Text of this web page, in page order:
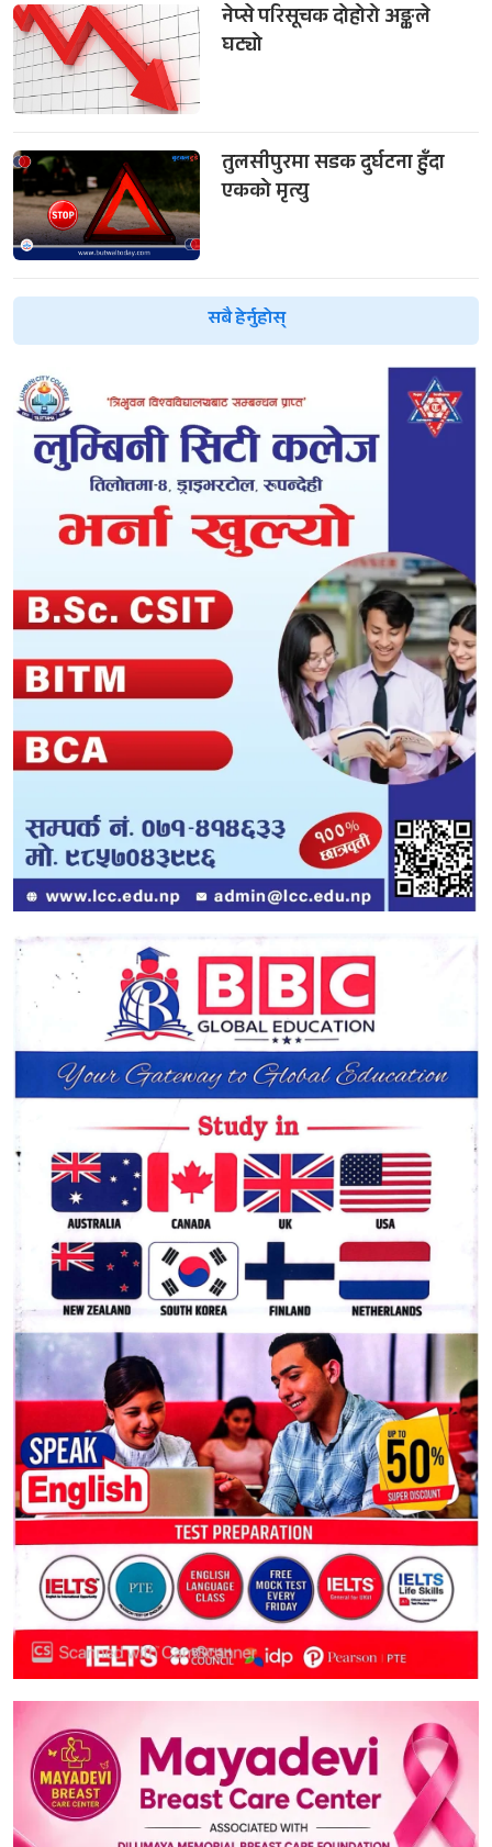
नेप्से परिसूचक दोहोरो अङ्कले
घट्यो
तुलसीपुरमा सडक दुर्घटना हुँदा
एकको मृत्यु
सबै हेर्नुहोस्